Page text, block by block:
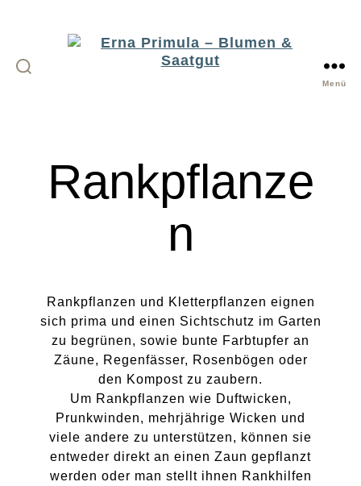
Blumen
Saatgut
Menü
Rankpflanze
n
Rankpflanzen und Kletterpflanzen eignen
sich prima und einen Sichtschutz im Garten
zu begrünen, sowie bunte Farbtupfer an
Zäune, Regenfässer, Rosenbögen oder
den Kompost zu zaubern.
Um Rankpflanzen wie Duftwicken,
Prunkwinden, mehrjährige Wicken und
viele andere zu unterstützen, können sie
entweder direkt an einen Zaun gepflanzt
werden oder man stellt ihnen Rankhilfen